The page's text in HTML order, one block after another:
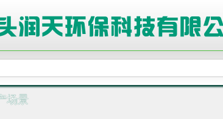
场景